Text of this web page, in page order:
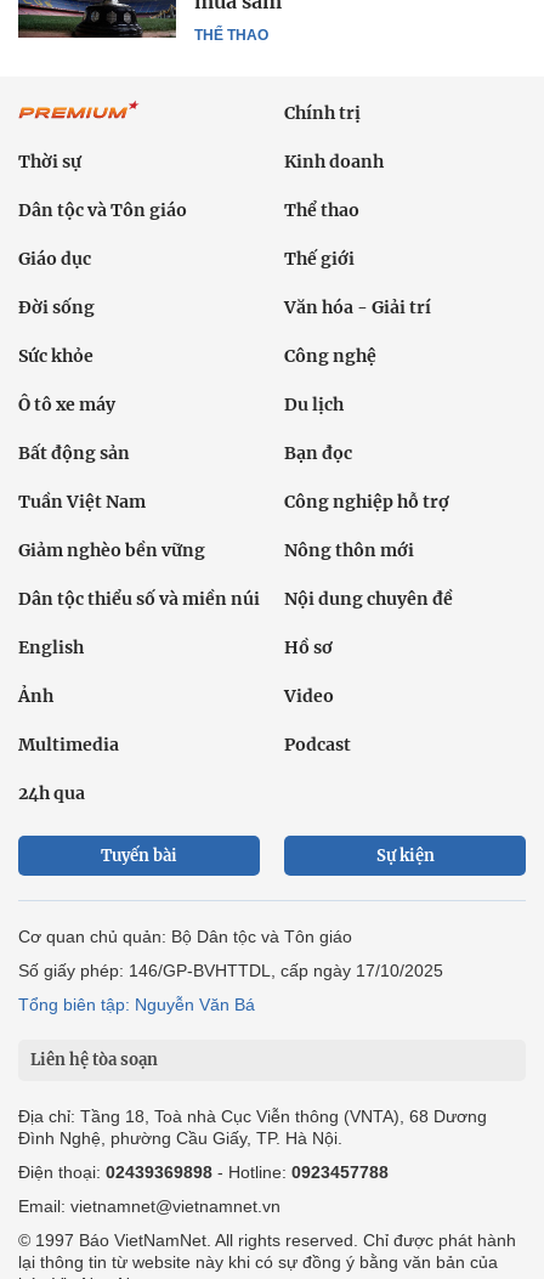
THỂ THAO
Chính trị
Thời sự Kinh doanh
Dân tộc và Tôn giáo Thể thao
Giáo dục Thế giới
Đời sống Văn hóa - Giải trí
Sức khỏe Công nghệ
Ô tô xe máy Du lịch
Bất động sản Bạn đọc
Tuần Việt Nam Công nghiệp hỗ trợ
Giảm nghèo bền vững Nông thôn mới
Dân tộc thiểu số và miền núi Nội dung chuyên đề
English Hồ sơ
Ảnh Video
Multimedia Podcast
24h qua
Tuyến bài Sự kiện
Cơ quan chủ quản: Bộ Dân tộc và Tôn giáo
Số giấy phép: 146/GP-BVHTTDL, cấp ngày 17/10/2025
Tổng biên tập: Nguyễn Văn Bá
Liên hệ tòa soạn
Địa chỉ: Tầng 18, Toà nhà Cục Viễn thông (VNTA), 68 Dương
Đình Nghệ, phường Cầu Giấy, TP. Hà Nội.
Điện thoại: 02439369898 - Hotline: 0923457788
Email: vietnamnet@vietnamnet.vn
© 1997 Báo VietNamNet. All rights reserved. Chỉ được phát hành
lại thông tin từ website này khi có sự đồng ý bằng văn bản của